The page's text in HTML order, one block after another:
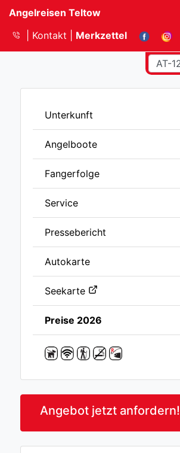
Angelreisen Teltow
Kontakt
Merkzettel
Unterkunft
Angelboote
Fangerfolge
Service
Pressebericht
Autokarte
Seekarte
Preise 2026
Angebot jetzt anfordern!